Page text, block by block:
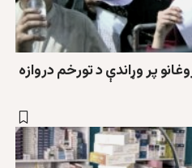
پر وړاندې د تورخم دروازه